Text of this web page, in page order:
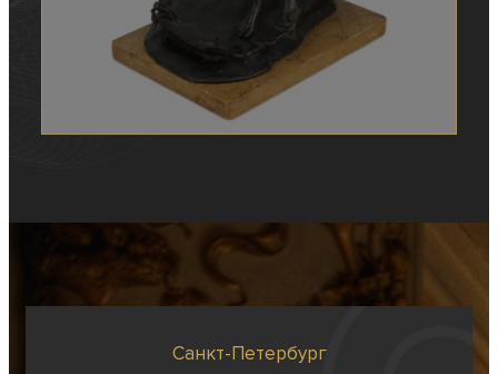
Санкт-Петербург